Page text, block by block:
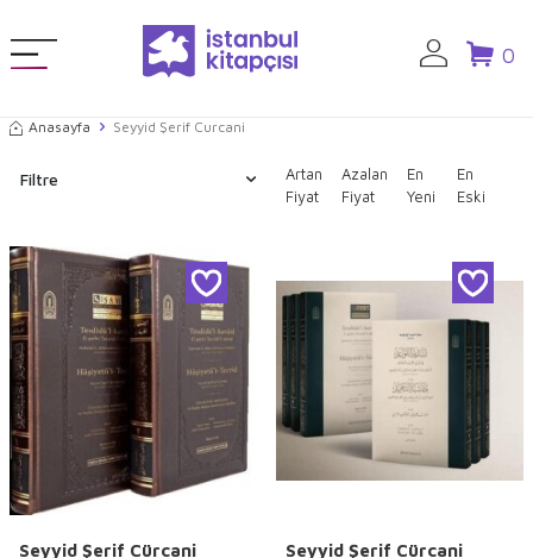
0
Anasayfa Seyyid Şerif Curcani
Filtre
Artan
Fiyat
Azalan
Fiyat
En
Yeni
En
Eski
Seyyid Şerif Cürcani Seyyid Şerif Cürcani